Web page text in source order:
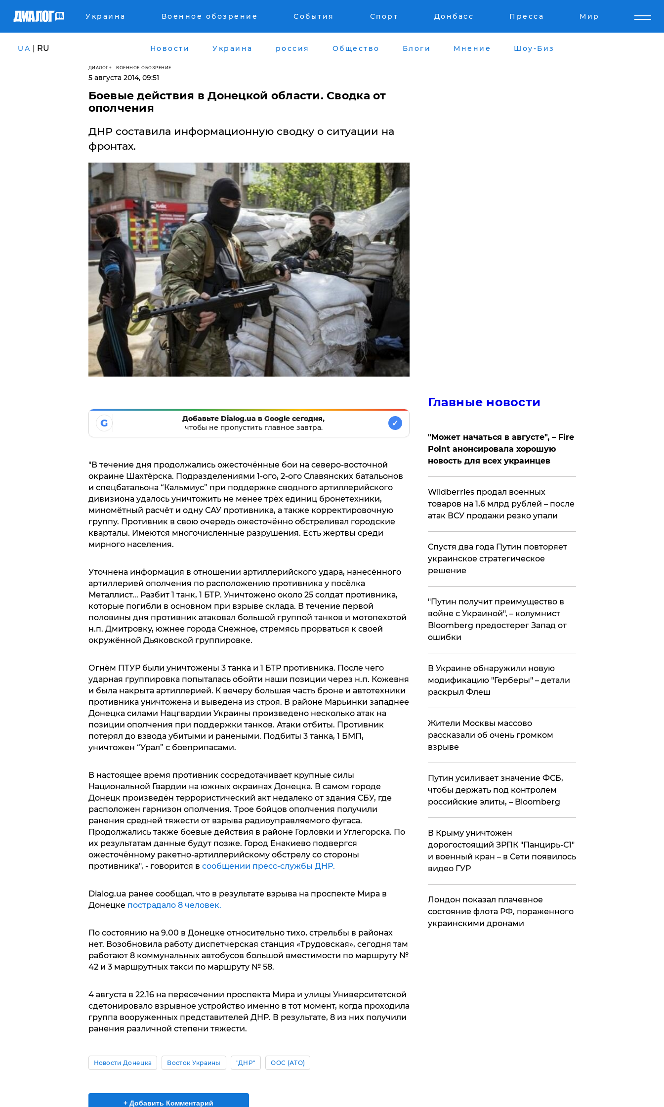
Украина Военное обозрение События Спорт Донбасс Пресса Мир
UA | RU Новости Украина россия Общество Блоги Мнение Шоу-Биз
ДИАЛОГ ВОЕННОЕ ОБОЗРЕНИЕ
5 августа 2014, 09:51
Боевые действия в Донецкой области. Сводка от
ополчения
ДНР составила информационную сводку о ситуации на
фронтах.
G
Добавьте Dialog.ua в Google сегодня,
чтобы не пропустить главное завтра.
✓
"В течение дня продолжались ожесточённые бои на северо-восточной
окраине Шахтёрска. Подразделениями 1-ого, 2-ого Славянских батальонов
и спецбатальона “Кальмиус” при поддержке сводного артиллерийского
дивизиона удалось уничтожить не менее трёх единиц бронетехники,
миномётный расчёт и одну САУ противника, а также корректировочную
группу. Противник в свою очередь ожесточённо обстреливал городские
кварталы. Имеются многочисленные разрушения. Есть жертвы среди
мирного населения.
Уточнена информация в отношении артиллерийского удара, нанесённого
артиллерией ополчения по расположению противника у посёлка
Металлист... Разбит 1 танк, 1 БТР. Уничтожено около 25 солдат противника,
которые погибли в основном при взрыве склада. В течение первой
половины дня противник атаковал большой группой танков и мотопехотой
н.п. Дмитровку, южнее города Снежное, стремясь прорваться к своей
окружённой Дьяковской группировке.
Огнём ПТУР были уничтожены 3 танка и 1 БТР противника. После чего
ударная группировка попыталась обойти наши позиции через н.п. Кожевня
и была накрыта артиллерией. К вечеру большая часть броне и автотехники
противника уничтожена и выведена из строя. В районе Марьинки западнее
Донецка силами Нацгвардии Украины произведено несколько атак на
позиции ополчения при поддержки танков. Атаки отбиты. Противник
потерял до взвода убитыми и ранеными. Подбиты 3 танка, 1 БМП,
уничтожен “Урал” с боеприпасами.
В настоящее время противник сосредотачивает крупные силы
Национальной Гвардии на южных окраинах Донецка. В самом городе
Донецк произведён террористический акт недалеко от здания СБУ, где
расположен гарнизон ополчения. Трое бойцов ополчения получили
ранения средней тяжести от взрыва радиоуправляемого фугаса.
Продолжались также боевые действия в районе Горловки и Углегорска. По
их результатам данные будут позже. Город Енакиево подвергся
ожесточённому ракетно-артиллерийскому обстрелу со стороны
противника", - говорится в сообщении пресс-службы ДНР.
Dialog.ua ранее сообщал, что в результате взрыва на проспекте Мира в
Донецке пострадало 8 человек.
По состоянию на 9.00 в Донецке относительно тихо, стрельбы в районах
нет. Возобновила работу диспетчерская станция «Трудовская», сегодня там
работают 8 коммунальных автобусов большой вместимости по маршруту №
42 и 3 маршрутных такси по маршруту № 58.
4 августа в 22.16 на пересечении проспекта Мира и улицы Университетской
сдетонировало взрывное устройство именно в тот момент, когда проходила
группа вооруженных представителей ДНР. В результате, 8 из них получили
ранения различной степени тяжести.
Новости Донецка Восток Украины "ДНР" ООС (АТО)
+ Добавить Комментарий
Главные новости
"Может начаться в августе", – Fire
Point анонсировала хорошую
новость для всех украинцев
​Wildberries продал военных
товаров на 1,6 млрд рублей – после
атак ВСУ продажи резко упали
Спустя два года Путин повторяет
украинское стратегическое
решение
"Путин получит преимущество в
войне с Украиной", – колумнист
Bloomberg предостерег Запад от
ошибки
В Украине обнаружили новую
модификацию "Герберы" – детали
раскрыл Флеш
Жители Москвы массово
рассказали об очень громком
взрыве
Путин усиливает значение ФСБ,
чтобы держать под контролем
российские элиты, – Bloomberg
В Крыму уничтожен
дорогостоящий ЗРПК "Панцирь-С1"
и военный кран – в Сети появилось
видео ГУР
Лондон показал плачевное
состояние флота РФ, пораженного
украинскими дронами